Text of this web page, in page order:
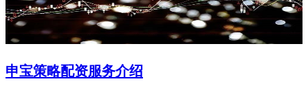
申宝策略配资服务介绍